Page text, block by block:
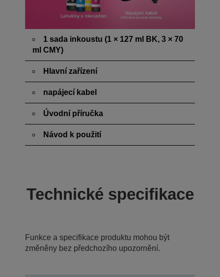
1 sada inkoustu (1 × 127 ml BK, 3 × 70
ml CMY)
Hlavní zařízení
napájecí kabel
Úvodní příručka
Návod k použití
Technické specifikace
Funkce a specifikace produktu mohou být
změněny bez předchozího upozornění.